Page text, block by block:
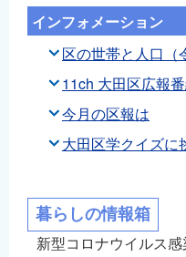
インフォメーション
区の世帯と人口（
11ch 大田区広報
今月の区報は
大田区学クイズに
暮らしの情報箱
新型コロナウイルス